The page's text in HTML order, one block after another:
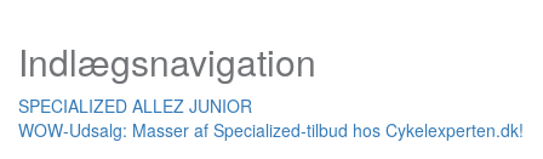
Indlægsnavigation
SPECIALIZED ALLEZ JUNIOR
WOW-Udsalg: Masser af Specialized-tilbud hos Cykelexperten.dk!